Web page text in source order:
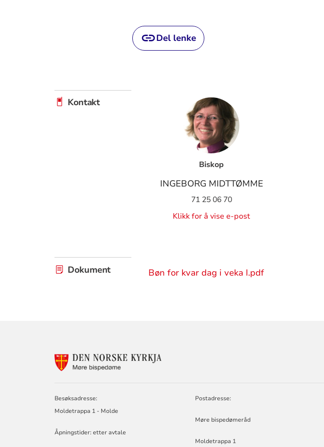
Del lenke
Kontakt
Biskop
INGEBORG MIDTTØMME
71 25 06 70
Klikk for å vise e-post
Dokument Bøn for kvar dag i veka I.pdf
KONTAKTINFORMASJON
Besøksadresse:
Moldetrappa 1 - Molde
Åpningstider: etter avtale
Postadresse:
Møre bispedømeråd
Moldetrappa 1